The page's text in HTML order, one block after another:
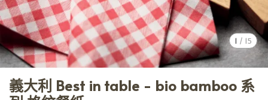
1 / 15
義大利 Best in table - bio bamboo 系